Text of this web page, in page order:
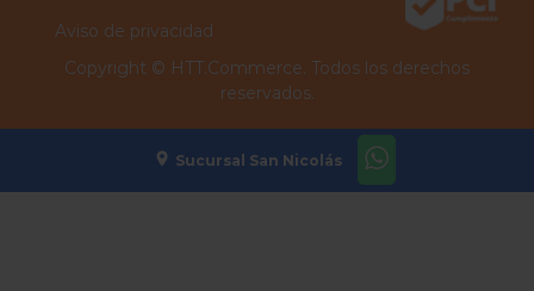
Aviso de privacidad
Copyright © HTT.Commerce. Todos los derechos
reservados.
Sucursal San Nicolás